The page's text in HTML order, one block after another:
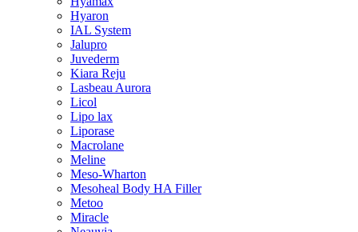
Hyaron
IAL System
Jalupro
Juvederm
Kiara Reju
Lasbeau Aurora
Licol
Lipo lax
Liporase
Macrolane
Meline
Meso-Wharton
Mesoheal Body HA Filler
Metoo
Miracle